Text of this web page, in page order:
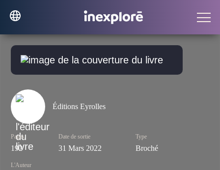
Éditions Eyrolles
Pages
192
Date de sortie
31 Mars 2022
Type
Broché
L'Auteur